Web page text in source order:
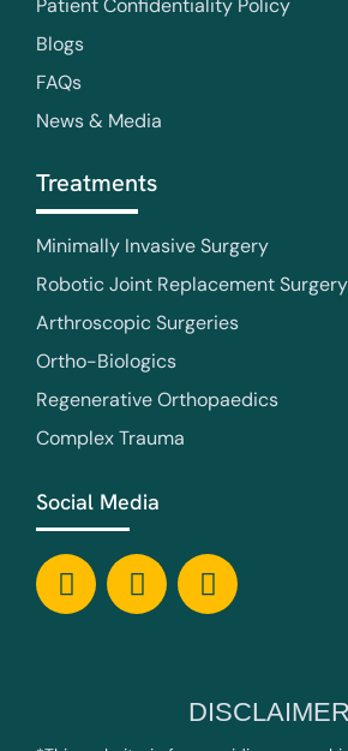
Blogs
FAQs
News & Media
Treatments
Minimally Invasive Surgery
Robotic Joint Replacement Surgery
Arthroscopic Surgeries
Ortho-Biologics
Regenerative Orthopaedics
Complex Trauma
Social Media
DISCLAIMER